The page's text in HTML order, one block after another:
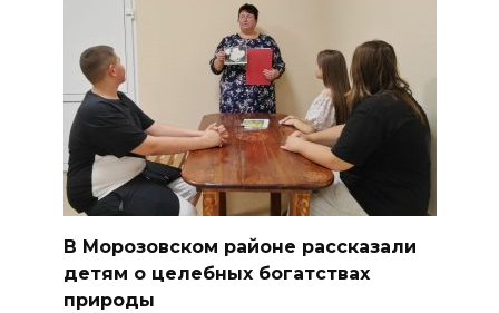
В Морозовском районе рассказали
детям о целебных богатствах
природы